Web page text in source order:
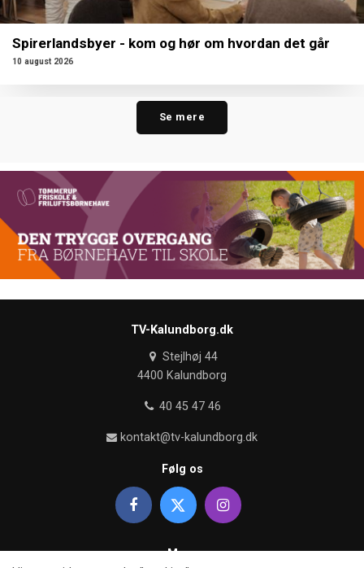
Spirerlandsbyer - kom og hør om hvordan det går
10 august 2026
Se mere
TV-Kalundborg.dk
Stejlhøj 44
4400 Kalundborg
40 45 47 46
kontakt@tv-kalundborg.dk
Følg os
Mere